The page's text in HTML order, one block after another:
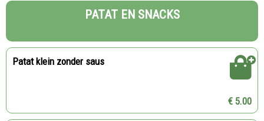
PATAT EN SNACKS
Patat klein zonder saus
€ 5.00